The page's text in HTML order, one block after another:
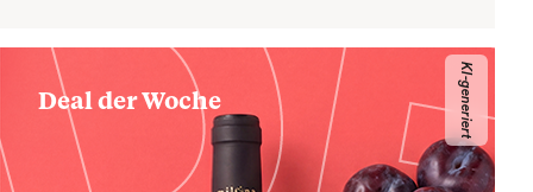
Deal der Woche KI-generiert